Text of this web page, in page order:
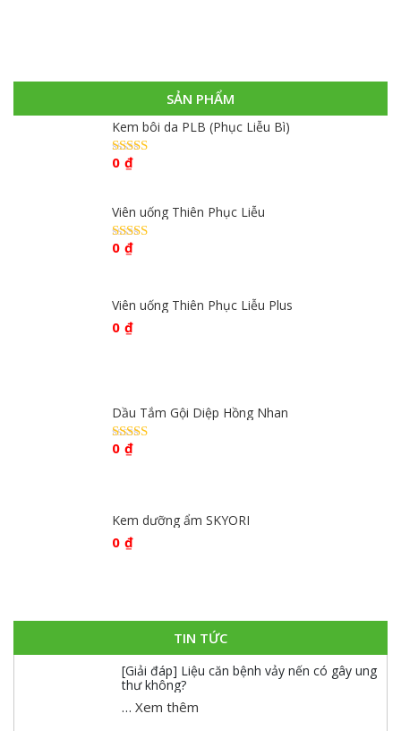
SẢN PHẨM
Kem bôi da PLB (Phục Liễu Bì)
Được xếp
0 ₫
Viên uống Thiên Phục Liễu
Được xếp
0 ₫
Viên uống Thiên Phục Liễu Plus
0 ₫
Dầu Tắm Gội Diệp Hồng Nhan
Được xếp
0 ₫
Kem dưỡng ẩm SKYORI
0 ₫
TIN TỨC
[Giải đáp] Liệu căn bệnh vảy nến có gây ung
thư không?
… Xem thêm